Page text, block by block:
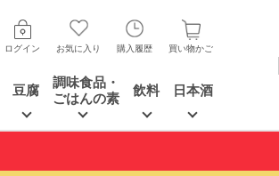
ログイン お気に入り 購入履歴 買い物かご
豆腐
調味食品・
ごはんの素
飲料 日本酒